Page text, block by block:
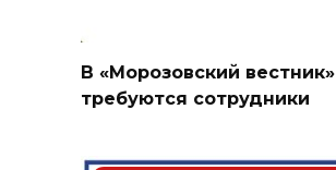
В «Морозовский вестник»
требуются сотрудники